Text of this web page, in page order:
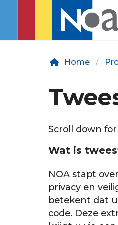
Home
Scroll down
Wat is
NOA stapt
privacy en
betekent dat
code. Deze